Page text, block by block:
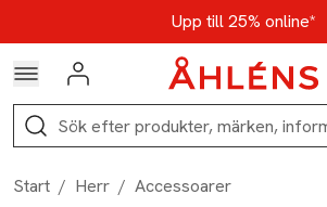
Hoppa till navigationsmenynUpp till 25% online*
Kod: AUG25 - Shoppa nu
Logga in
Sök
Start / Herr / Accessoarer